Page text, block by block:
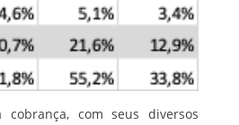
cobrança, com seus diversos